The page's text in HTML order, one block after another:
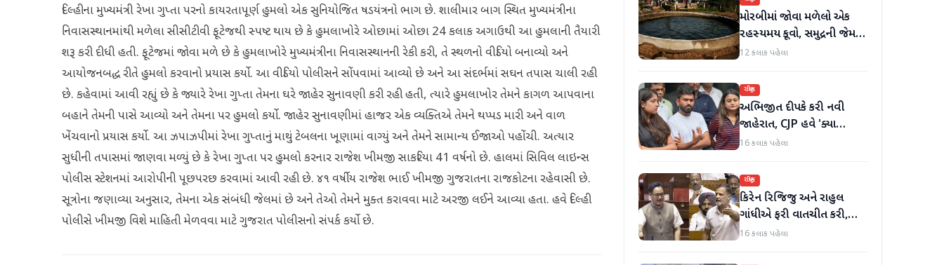
દિલ્હીના મુખ્યમંત્રી રેખા ગુપ્તા પરનો કાયરતાપૂર્ણ હુમલો એક સુનિયોજિત ષડયંત્રનો ભાગ છે. શાલીમાર બાગ સ્થિત મુખ્યમંત્રીના
નિવાસસ્થાનમાંથી મળેલા સીસીટીવી ફૂટેજથી સ્પષ્ટ થાય છે કે હુમલાખોરે ઓછામાં ઓછા 24 કલાક અગાઉથી આ હુમલાની તૈયારી
શરૂ કરી દીધી હતી. ફૂટેજમાં જોવા મળે છે કે હુમલાખોરે મુખ્યમંત્રીના નિવાસસ્થાનની રેકી કરી, તે સ્થળનો વીડિયો બનાવ્યો અને
આયોજનબદ્ધ રીતે હુમલો કરવાનો પ્રયાસ કર્યો. આ વીડિયો પોલીસને સોંપવામાં આવ્યો છે અને આ સંદર્ભમાં સઘન તપાસ ચાલી રહી
છે. કહેવામાં આવી રહ્યું છે કે જ્યારે રેખા ગુપ્તા તેમના ઘરે જાહેર સુનાવણી કરી રહી હતી, ત્યારે હુમલાખોર તેમને કાગળ આપવાના
બહાને તેમની પાસે આવ્યો અને તેમના પર હુમલો કર્યો. જાહેર સુનાવણીમાં હાજર એક વ્યક્તિએ તેમને થપ્પડ મારી અને વાળ
ખેંચવાનો પ્રયાસ કર્યો. આ ઝપાઝપીમાં રેખા ગુપ્તાનું માથું ટેબલના ખૂણામાં વાગ્યું અને તેમને સામાન્ય ઈજાઓ પહોંચી. અત્યાર
સુધીની તપાસમાં જાણવા મળ્યું છે કે રેખા ગુપ્તા પર હુમલો કરનાર રાજેશ ખીમજી સાકરિયા 41 વર્ષનો છે. હાલમાં સિવિલ લાઇન્સ
પોલીસ સ્ટેશનમાં આરોપીની પૂછપરછ કરવામાં આવી રહી છે. ૪૧ વર્ષીય રાજેશ ભાઈ ખીમજી ગુજરાતના રાજકોટના રહેવાસી છે.
સૂત્રોના જણાવ્યા અનુસાર, તેમના એક સંબંધી જેલમાં છે અને તેઓ તેમને મુક્ત કરાવવા માટે અરજી લઈને આવ્યા હતા. હવે દિલ્હી
પોલીસે ખીમજી વિશે માહિતી મેળવવા માટે ગુજરાત પોલીસનો સંપર્ક કર્યો છે.
મોરબીમાં જોવા મળેલો એક
રહસ્યમય કૂવો, સમુદ્રની જેમ
હિલોળા ખાતું પાણી
12 કલાક પહેલા
રાષ્ટ્રીય
અભિજીત દીપકે કરી નવી
જાહેરાત, CJP હવે 'ક્યા
બોલતી પબ્લિક' અભિયાન શરૂ
16 કલાક પહેલા
રાષ્ટ્રીય
કિરેન રિજિજુ અને રાહુલ
ગાંધીએ ફરી વાતચીત કરી,
મહિલા અનામત અને સીમાંકન
16 કલાક પહેલા